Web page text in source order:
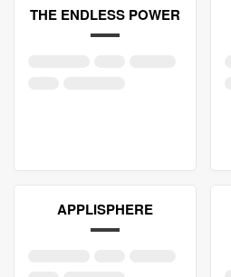
THE ENDLESS POWER
APPLISPHERE